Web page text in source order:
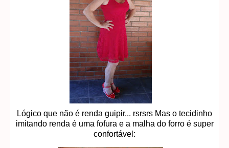
Lógico que não é renda guipir... rsrsrs Mas o tecidinho
imitando renda é uma fofura e a malha do forro é super
confortável: